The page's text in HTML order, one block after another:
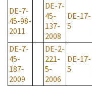
DE-7-
45-98-
2011
DE-7-
45-
137-
2008
DE-17-
5
DE-7-
45-
187-
2009
DE-2-
221-
5-
2006
DE-17-
5